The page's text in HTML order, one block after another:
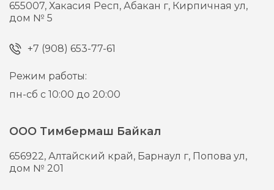
655007,Хакасия Респ, Абакан г, Кирпичная ул,
дом № 5
+7 (908) 653-77-61
Режим работы:
пн-сб с 10:00 до 20:00
ООО Тимбермаш Байкал
656922,Алтайский край, Барнаул г, Попова ул,
дом № 201